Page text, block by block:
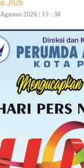
2026
2026 | 15 : 38